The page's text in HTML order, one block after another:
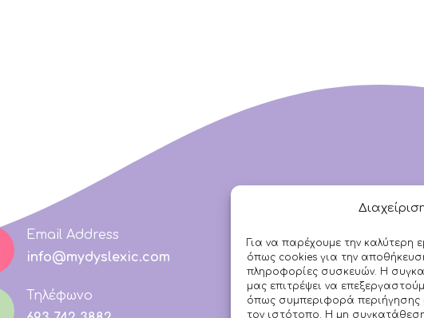
Για να παρέχουμε την καλύτερη
όπως cookies για την
πληροφορίες συσκευών. Η
μας επιτρέψει να
όπως συμπεριφορά περιήγησης
τον ιστότοπο. Η μη
Email Address
info@mydyslexic.com
Τηλέφωνο
Social